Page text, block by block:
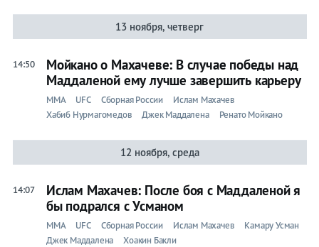
13 ноября, четверг
14:50
Мойкано о Махачеве: В случае победы над
Маддаленой ему лучше завершить карьеру
ММА UFC Сборная России
Ислам Махачев
Хабиб Нурмагомедов
Джек Маддалена Ренато Мойкано
12 ноября, среда
14:07
Ислам Махачев: После боя с Маддаленой я
бы подрался с Усманом
ММА UFC Сборная России Ислам Махачев
Камару Усман
Джек Маддалена
Хоакин Бакли